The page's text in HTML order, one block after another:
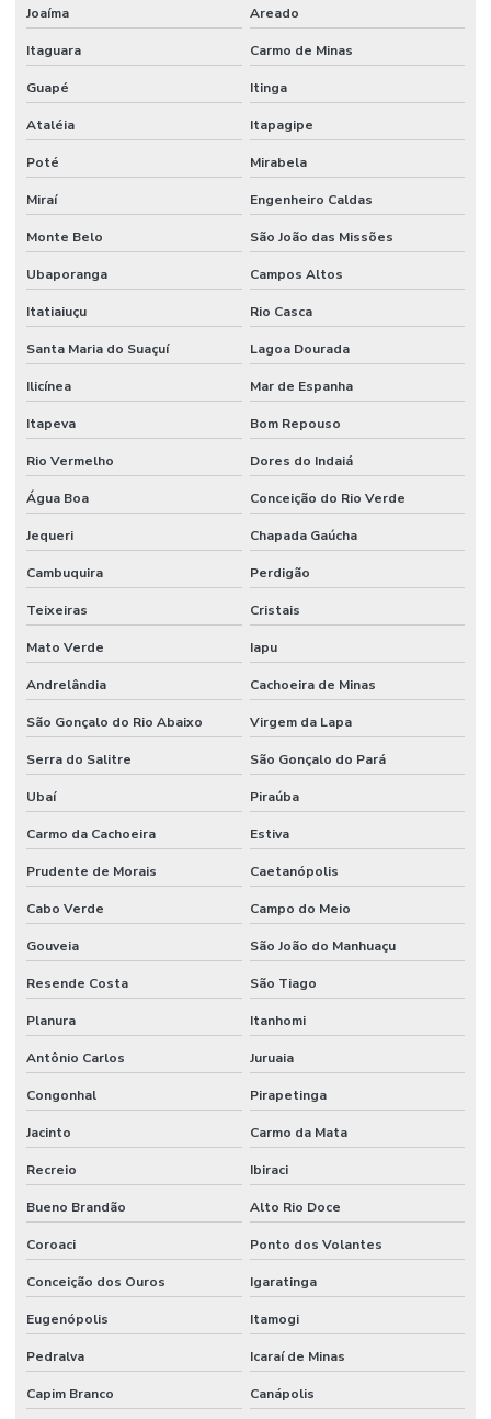
Joaíma Areado
Itaguara Carmo de Minas
Guapé Itinga
Ataléia Itapagipe
Poté Mirabela
Miraí Engenheiro Caldas
Monte Belo São João das Missões
Ubaporanga Campos Altos
Itatiaiuçu Rio Casca
Santa Maria do Suaçuí Lagoa Dourada
Ilicínea Mar de Espanha
Itapeva Bom Repouso
Rio Vermelho Dores do Indaiá
Água Boa Conceição do Rio Verde
Jequeri Chapada Gaúcha
Cambuquira Perdigão
Teixeiras Cristais
Mato Verde Iapu
Andrelândia Cachoeira de Minas
São Gonçalo do Rio Abaixo Virgem da Lapa
Serra do Salitre São Gonçalo do Pará
Ubaí Piraúba
Carmo da Cachoeira Estiva
Prudente de Morais Caetanópolis
Cabo Verde Campo do Meio
Gouveia São João do Manhuaçu
Resende Costa São Tiago
Planura Itanhomi
Antônio Carlos Juruaia
Congonhal Pirapetinga
Jacinto Carmo da Mata
Recreio Ibiraci
Bueno Brandão Alto Rio Doce
Coroaci Ponto dos Volantes
Conceição dos Ouros Igaratinga
Eugenópolis Itamogi
Pedralva Icaraí de Minas
Capim Branco Canápolis